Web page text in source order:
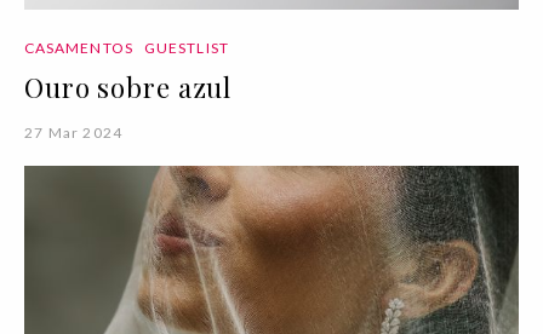
CASAMENTOS GUESTLIST
Ouro sobre azul
27 Mar 2024